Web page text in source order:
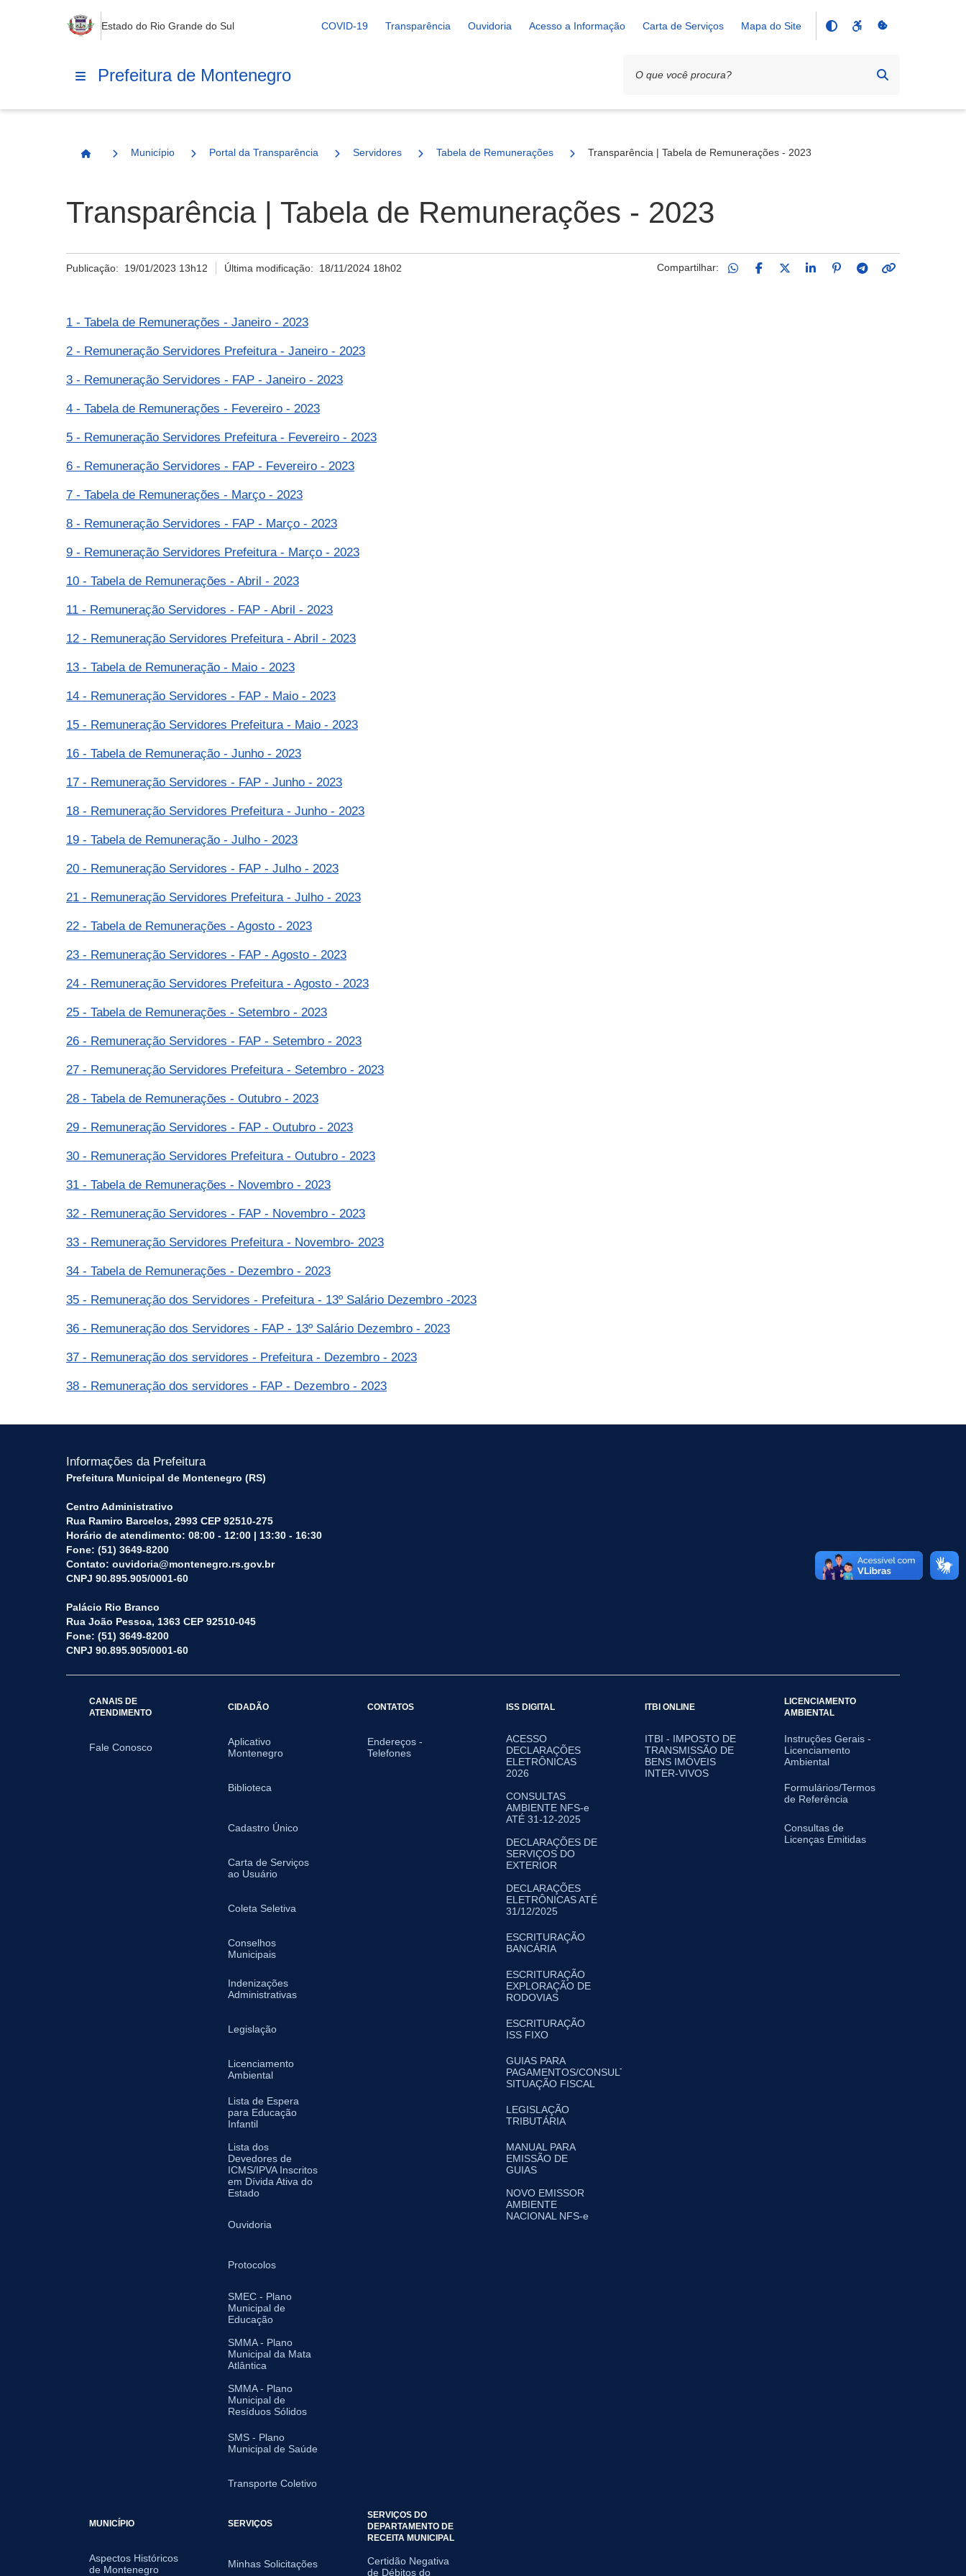
Estado do Rio Grande do Sul COVID-19 Transparência Ouvidoria Acesso a Informação Carta de Serviços Mapa do Site
Prefeitura de Montenegro
Página Inicial
Município Portal da Transparência Servidores Tabela de Remunerações Transparência | Tabela de Remunerações - 2023
Transparência | Tabela de Remunerações - 2023
Publicação: 19/01/2023 13h12 Última modificação: 18/11/2024 18h02 Compartilhar:
1 - Tabela de Remunerações - Janeiro - 2023
2 - Remuneração Servidores Prefeitura - Janeiro - 2023
3 - Remuneração Servidores - FAP - Janeiro - 2023
4 - Tabela de Remunerações - Fevereiro - 2023
5 - Remuneração Servidores Prefeitura - Fevereiro - 2023
6 - Remuneração Servidores - FAP - Fevereiro - 2023
7 - Tabela de Remunerações - Março - 2023
8 - Remuneração Servidores - FAP - Março - 2023
9 - Remuneração Servidores Prefeitura - Março - 2023
10 - Tabela de Remunerações - Abril - 2023
11 - Remuneração Servidores - FAP - Abril - 2023
12 - Remuneração Servidores Prefeitura - Abril - 2023
13 - Tabela de Remuneração - Maio - 2023
14 - Remuneração Servidores - FAP - Maio - 2023
15 - Remuneração Servidores Prefeitura - Maio - 2023
16 - Tabela de Remuneração - Junho - 2023
17 - Remuneração Servidores - FAP - Junho - 2023
18 - Remuneração Servidores Prefeitura - Junho - 2023
19 - Tabela de Remuneração - Julho - 2023
20 - Remuneração Servidores - FAP - Julho - 2023
21 - Remuneração Servidores Prefeitura - Julho - 2023
22 - Tabela de Remunerações - Agosto - 2023
23 - Remuneração Servidores - FAP - Agosto - 2023
24 - Remuneração Servidores Prefeitura - Agosto - 2023
25 - Tabela de Remunerações - Setembro - 2023
26 - Remuneração Servidores - FAP - Setembro - 2023
27 - Remuneração Servidores Prefeitura - Setembro - 2023
28 - Tabela de Remunerações - Outubro - 2023
29 - Remuneração Servidores - FAP - Outubro - 2023
30 - Remuneração Servidores Prefeitura - Outubro - 2023
31 - Tabela de Remunerações - Novembro - 2023
32 - Remuneração Servidores - FAP - Novembro - 2023
33 - Remuneração Servidores Prefeitura - Novembro- 2023
34 - Tabela de Remunerações - Dezembro - 2023
35 - Remuneração dos Servidores - Prefeitura - 13º Salário Dezembro -2023
36 - Remuneração dos Servidores - FAP - 13º Salário Dezembro - 2023
37 - Remuneração dos servidores - Prefeitura - Dezembro - 2023
38 - Remuneração dos servidores - FAP - Dezembro - 2023
Informações da Prefeitura
Prefeitura Municipal de Montenegro (RS)
Centro Administrativo
Rua Ramiro Barcelos, 2993 CEP 92510-275
Horário de atendimento: 08:00 - 12:00 | 13:30 - 16:30
Fone: (51) 3649-8200
Contato: ouvidoria@montenegro.rs.gov.br
CNPJ 90.895.905/0001-60
Palácio Rio Branco
Rua João Pessoa, 1363 CEP 92510-045
Fone: (51) 3649-8200
CNPJ 90.895.905/0001-60
CANAIS DE
ATENDIMENTO
Fale Conosco
CIDADÃO
Aplicativo
Montenegro
Biblioteca
Cadastro Único
Carta de Serviços
ao Usuário
Coleta Seletiva
Conselhos
Municipais
Indenizações
Administrativas
Legislação
Licenciamento
Ambiental
Lista de Espera
para Educação
Infantil
Lista dos
Devedores de
ICMS/IPVA Inscritos
em Dívida Ativa do
Estado
Ouvidoria
Protocolos
SMEC - Plano
Municipal de
Educação
SMMA - Plano
Municipal da Mata
Atlântica
SMMA - Plano
Municipal de
Resíduos Sólidos
SMS - Plano
Municipal de Saúde
Transporte Coletivo
CONTATOS
Endereços -
Telefones
ISS DIGITAL
ACESSO
DECLARAÇÕES
ELETRÔNICAS
2026
CONSULTAS
AMBIENTE NFS-e
ATÉ 31-12-2025
DECLARAÇÕES DE
SERVIÇOS DO
EXTERIOR
DECLARAÇÕES
ELETRÔNICAS ATÉ
31/12/2025
ESCRITURAÇÃO
BANCÁRIA
ESCRITURAÇÃO
EXPLORAÇÃO DE
RODOVIAS
ESCRITURAÇÃO
ISS FIXO
GUIAS PARA
PAGAMENTOS/CONSULTA
SITUAÇÃO FISCAL
LEGISLAÇÃO
TRIBUTÁRIA
MANUAL PARA
EMISSÃO DE
GUIAS
NOVO EMISSOR
AMBIENTE
NACIONAL NFS-e
ITBI ONLINE
ITBI - IMPOSTO DE
TRANSMISSÃO DE
BENS IMÓVEIS
INTER-VIVOS
LICENCIAMENTO
AMBIENTAL
Instruções Gerais -
Licenciamento
Ambiental
Formulários/Termos
de Referência
Consultas de
Licenças Emitidas
MUNICÍPIO
Aspectos Históricos
de Montenegro
SERVIÇOS
Minhas Solicitações
SERVIÇOS DO
DEPARTAMENTO DE
RECEITA MUNICIPAL
Certidão Negativa
de Débitos do